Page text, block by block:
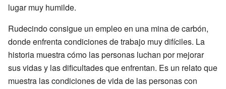
lugar muy humilde.
Rudecindo consigue un empleo en una mina de carbón,
donde enfrenta condiciones de trabajo muy difíciles. La
historia muestra cómo las personas luchan por mejorar
sus vidas y las dificultades que enfrentan. Es un relato que
muestra las condiciones de vida de las personas con